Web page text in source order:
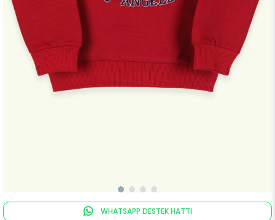
WHATSAPP DESTEK HATTI